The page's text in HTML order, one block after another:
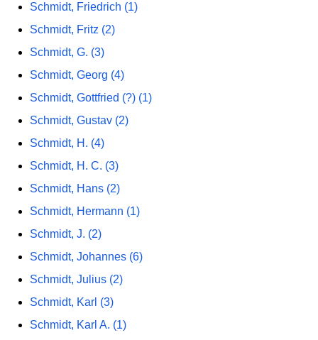
Schmidt, Friedrich (1)
Schmidt, Fritz (2)
Schmidt, G. (3)
Schmidt, Georg (4)
Schmidt, Gottfried (?) (1)
Schmidt, Gustav (2)
Schmidt, H. (4)
Schmidt, H. C. (3)
Schmidt, Hans (2)
Schmidt, Hermann (1)
Schmidt, J. (2)
Schmidt, Johannes (6)
Schmidt, Julius (2)
Schmidt, Karl (3)
Schmidt, Karl A. (1)